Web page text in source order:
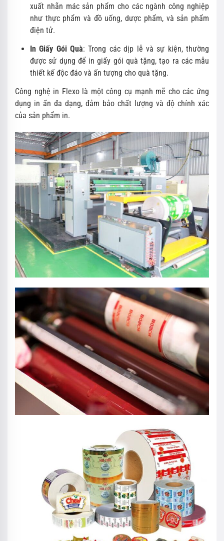
xuất nhãn mác sản phẩm cho các ngành công nghiệp
như thực phẩm và đồ uống, dược phẩm, và sản phẩm
điện tử.
In Giấy Gói Quà: Trong các dịp lễ và sự kiện, thường
được sử dụng để in giấy gói quà tặng, tạo ra các mẫu
thiết kế độc đáo và ấn tượng cho quà tặng.
Công nghệ in Flexo là một công cụ mạnh mẽ cho các ứng
dụng in ấn đa dạng, đảm bảo chất lượng và độ chính xác
của sản phẩm in.